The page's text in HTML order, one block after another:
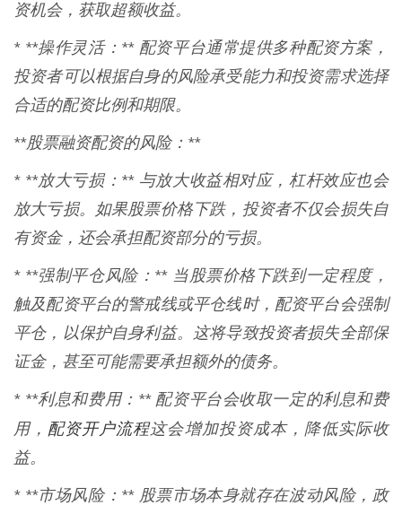
资机会，获取超额收益。
* **操作灵活：** 配资平台通常提供多种配资方案，
投资者可以根据自身的风险承受能力和投资需求选择
合适的配资比例和期限。
**股票融资配资的风险：**
* **放大亏损：** 与放大收益相对应，杠杆效应也会
放大亏损。如果股票价格下跌，投资者不仅会损失自
有资金，还会承担配资部分的亏损。
* **强制平仓风险：** 当股票价格下跌到一定程度，
触及配资平台的警戒线或平仓线时，配资平台会强制
平仓，以保护自身利益。这将导致投资者损失全部保
证金，甚至可能需要承担额外的债务。
* **利息和费用：** 配资平台会收取一定的利息和费
用， 配资开户流程这会增加投资成本，降低实际收
益。
* **市场风险：** 股票市场本身就存在波动风险，政